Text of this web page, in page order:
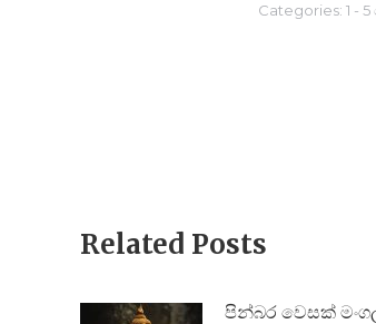
Categories: 1 -
Related Posts
පින්බර වෙසක්